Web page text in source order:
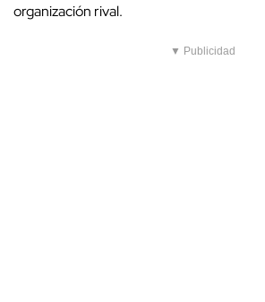
organización rival.
▼ Publicidad